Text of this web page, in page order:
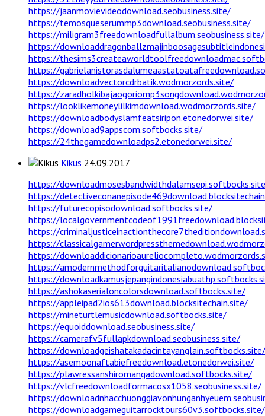
https://jaanmovievideodownload.seobusiness.site/
https://temosqueserummp3download.seobusiness.site/
https://miligram3freedownloadfullalbum.seobusiness.site/
https://
https://
https://
https://downloadvectorcdrbatik.wodmorzords.site/
https://
https://looklikemoneylilkimdownload.wodmorzords.site/
https://downloadbodyslamfeatsiripon.etonedorwei.site/
https://download9appscom.softbocks.site/
https://24thegamedownloadps2.etonedorwei.site/
Kikus 24.09.2017
https://
https://
https://futurecopisodownload.softbocks.site/
https://
https://
https://
https://
https://
https://
https://ashokaserialoncolorsdownload.softbocks.site/
https://appleipad2ios613download.blocksitechain.site/
https://mineturtlemusicdownload.softbocks.site/
https://equoiddownload.seobusiness.site/
https://camerafv5fullapkdownload.seobusiness.site/
https://downloadgeishatakadacintayanglain.softbocks.site/
https://asemoonaftabiefreedownload.etonedorwei.site/
https://plawressanshiromangadownload.softbocks.site/
https://vlcfreedownloadformacosx1058.seobusiness.site/
https://
https://downloadgameguitarrocktours60v3.softbocks.site/